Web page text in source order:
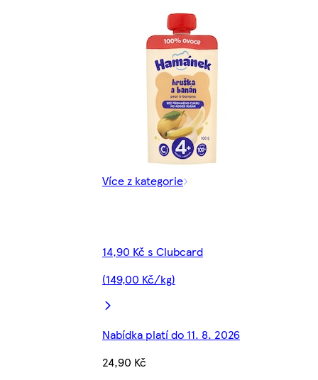
Více z kategorie
14,90 Kč s Clubcard
(149,00 Kč/kg)
Nabídka platí do 11. 8. 2026
24,90 Kč